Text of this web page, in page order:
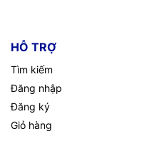
HỖ TRỢ
Tìm kiếm
Đăng nhập
Đăng ký
Giỏ hàng